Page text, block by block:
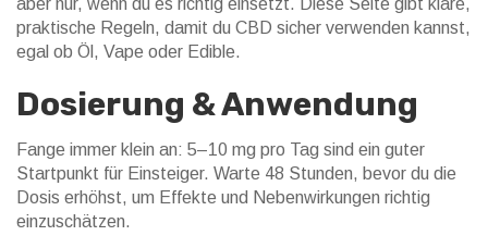
aber nur, wenn du es richtig einsetzt. Diese Seite gibt klare,
praktische Regeln, damit du CBD sicher verwenden kannst,
egal ob Öl, Vape oder Edible.
Dosierung & Anwendung
Fange immer klein an: 5–10 mg pro Tag sind ein guter
Startpunkt für Einsteiger. Warte 48 Stunden, bevor du die
Dosis erhöhst, um Effekte und Nebenwirkungen richtig
einzuschätzen.